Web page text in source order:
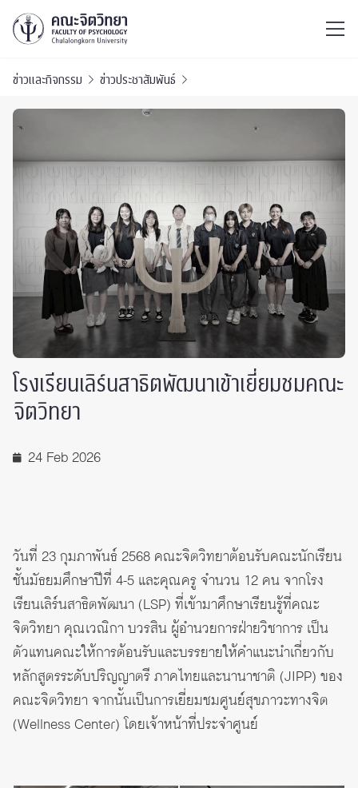
ข่าวและกิจกรรม ข่าวประชาสัมพันธ์
โรงเรียนเลิร์นสาธิตพัฒนาเข้าเยี่ยมชมคณะ
จิตวิทยา
24 Feb 2026
วันที่ 23 กุมภาพันธ์ 2568 คณะจิตวิทยาต้อนรับคณะนักเรียน
ชั้นมัธยมศึกษาปีที่ 4-5 และคุณครู จำนวน 12 คน จากโรง
เรียนเลิร์นสาธิตพัฒนา (LSP) ที่เข้ามาศึกษาเรียนรู้ที่คณะ
จิตวิทยา คุณเวณิกา บวรสิน ผู้อำนวยการฝ่ายวิชาการ เป็น
ตัวแทนคณะให้การต้อนรับและบรรยายให้คำแนะนำเกี่ยวกับ
หลักสูตรระดับปริญญาตรี ภาคไทยและนานาชาติ (JIPP) ของ
คณะจิตวิทยา จากนั้นเป็นการเยี่ยมชมศูนย์สุขภาวะทางจิต
(Wellness Center) โดยเจ้าหน้าที่ประจำศูนย์